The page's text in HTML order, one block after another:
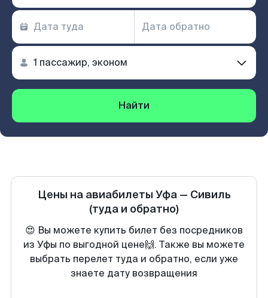
Найти
Цены на авиабилеты Уфа— Сивиль
(туда и обратно)
😍 Вы можете купить билет без посредников
из Уфы по выгодной цене🙌. Также вы можете
выбрать перелет туда и обратно, если уже
знаете дату возвращения